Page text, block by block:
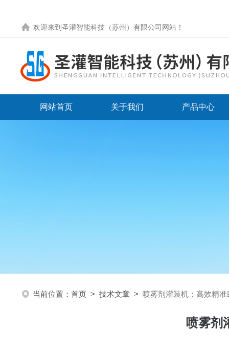
欢迎来到圣灌智能科技（苏州）有限公司网站！
网站首页 关于我们 产品中心
当前位置： 首页 > 技术文章 > 喷雾剂灌装机：高效精
喷雾剂